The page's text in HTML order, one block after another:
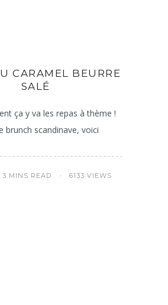
CARAMEL BEURRE
SALÉ
ça y va les repas à thème !
brunch scandinave, voici
3 MINS READ 6133 VIEWS